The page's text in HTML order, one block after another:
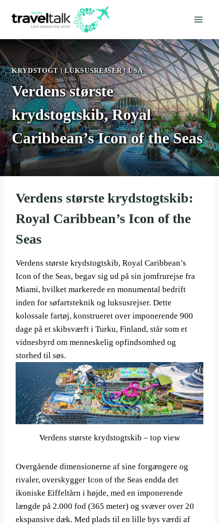
KRYDSTOGT|LUKSUSREJSER|USA
Verdens største
krydstogtskib, Royal
Caribbean’s Icon of the Seas
Verdens største krydstogtskib:
Royal Caribbean’s Icon of the
Seas
Verdens største krydstogtskib, Royal Caribbean’s
Icon of the Seas, begav sig ud på sin jomfrurejse fra
Miami, hvilket markerede en monumental bedrift
inden for søfartsteknik og luksusrejser. Dette
kolossale fartøj, konstrueret over imponerende 900
dage på et skibsværft i Turku, Finland, står som et
vidnesbyrd om menneskelig opfindsomhed og
storhed til søs.
Verdens største krydstogtskib – top view
Overgående dimensionerne af sine forgængere og
rivaler, overskygger Icon of the Seas endda det
ikoniske Eiffeltårn i højde, med en imponerende
længde på 2.000 fod (365 meter) og svæver over 20
ekspansive dæk. Med plads til en lille bys værdi af